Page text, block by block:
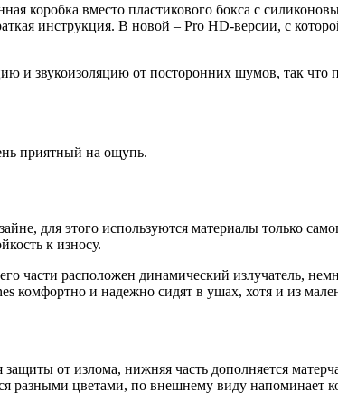
коробка вместо пластикового бокса с
инструкция. В новой – Pro HD-версии, с
и звукоизоляцию от посторонних шумов, так
приятный на ощупь.
для этого используются материалы только
к износу.
части расположен динамический излучатель,
комфортно и надежно сидят в ушах, хотя и из
от излома, нижняя часть дополняется
разными цветами, по внешнему виду напоминает